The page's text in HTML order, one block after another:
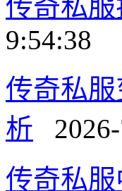
传奇私
9:54:38
传奇私
析
传奇私